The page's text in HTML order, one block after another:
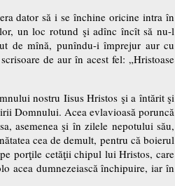
dator să i se închine oricine intra în
un loc rotund şi adînc încît să nu-l
de mînă, punîndu-i împrejur aur cu
de aur în acest fel: „Hristoase
nostru Iisus Hristos şi a întărit şi
Domnului. Acea evlavioasă poruncă
asemenea şi în zilele nepotului său,
cea de demult, pentru că boierul
porţile cetăţii chipul lui Hristos, care
acea dumnezeiască închipuire, iar în